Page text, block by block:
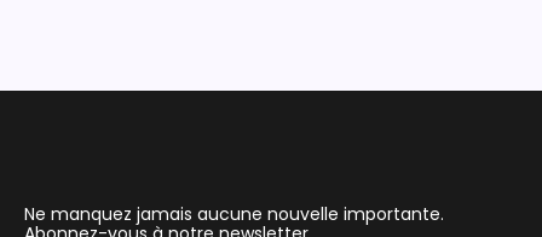
Ne manquez jamais aucune nouvelle importante.